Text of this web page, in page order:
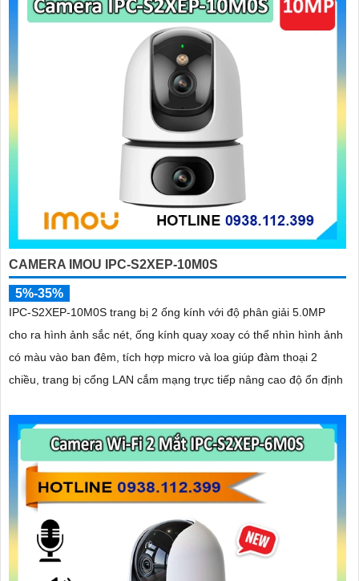
động ổn định. Kiểm tra xem camera có hoạt động bình thường, vệ
sinh bụi và kiểm tra kết nối mạng định kỳ.
Hy vọng rằng các tư vấn trên sẽ giúp bạn lắp đặt và sử dụng Camera
Wifi Imou một cách hiệu quả và tiện lợi.
CAMERA IMOU IPC-S2XEP-10M0S
5%-35%
IPC-S2XEP-10M0S trang bị 2 ống kính với độ phân giải 5.0MP
cho ra hình ảnh sắc nét, ống kính quay xoay có thể nhìn hình ảnh
có màu vào ban đêm, tích hợp micro và loa giúp đàm thoại 2
chiều, trang bị cổng LAN cắm mạng trực tiếp nâng cao độ ổn định